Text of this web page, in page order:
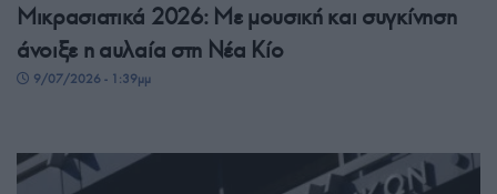
Μικρασιατικά 2026: Με μουσική και συγκίνηση
άνοιξε η αυλαία στη Νέα Κίο
9/07/2026 - 1:39μμ